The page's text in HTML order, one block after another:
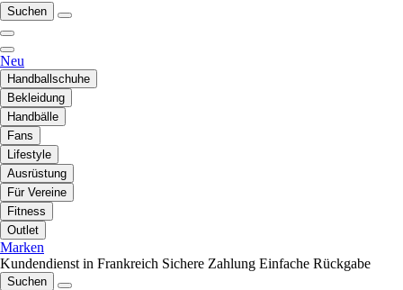
Suchen
Neu
Handballschuhe
Bekleidung
Handbälle
Fans
Lifestyle
Ausrüstung
Für Vereine
Fitness
Outlet
Marken
Kundendienst in Frankreich Sichere Zahlung Einfache Rückgabe
Suchen